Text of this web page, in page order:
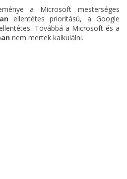
a Microsoft mesterséges
ellentétes prioritású, a Google
Továbbá a Microsoft és a
nem mertek kalkulálni.